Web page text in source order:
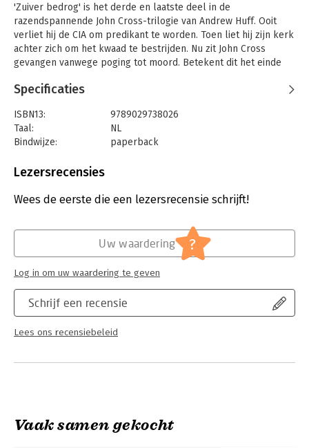
'Zuiver bedrog' is het derde en laatste deel in de
razendspannende John Cross-trilogie van Andrew Huff. Ooit
verliet hij de CIA om predikant te worden. Toen liet hij zijn kerk
achter zich om het kwaad te bestrijden. Nu zit John Cross
gevangen vanwege poging tot moord. Betekent dit het einde
heeft? Of is er meer aan de hand?
Journaliste Christine Lewis rust niet voordat ze dit tot de
bodem toe heeft uitgezocht. Maar in haar zoektocht naar
antwoorden stuit ze op een cyberterroristisch plot dat de
Cross belandt in een race tegen de klok waarin hij moet
kernoorlog te voorkomen en de levens te redden van eenieder
Specificaties
ISBN13:
9789029738026
Taal:
NL
Bindwijze:
paperback
Uitgever:
Verschijningsdatum:
3-4-2025
Thrillers en spanning
John Cross
Lezersrecensies
Wees de eerste die een lezersrecensie schrijft!
Schrijf een recensie
Lees ons recensiebeleid
Uw waardering ?
Log in om uw waardering te geven
Vaak samen gekocht